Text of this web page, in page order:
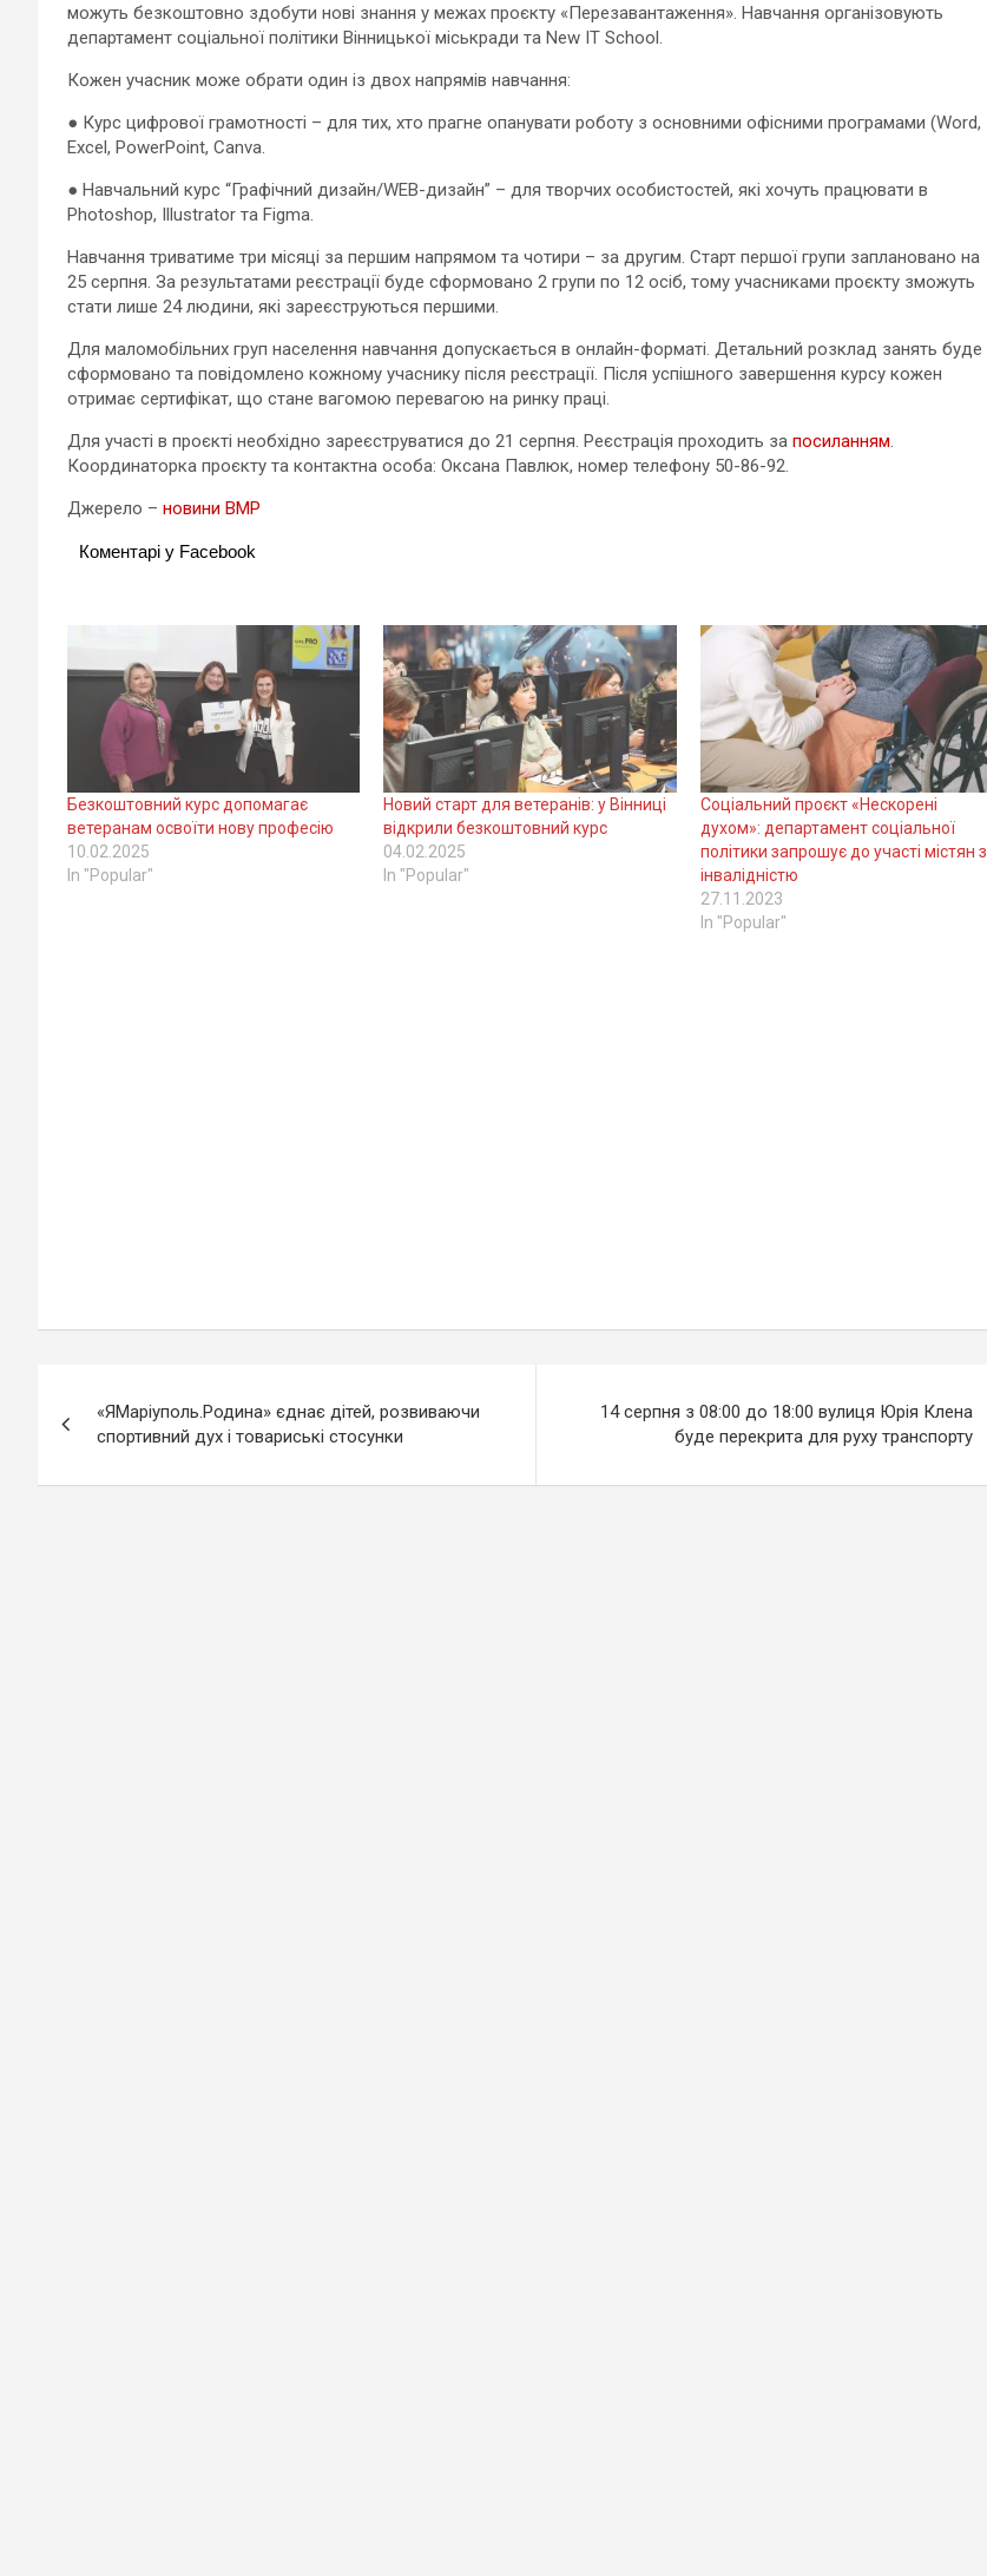
можуть безкоштовно здобути нові знання у межах проєкту «Перезавантаження». Навчання організовують
департамент соціальної політики Вінницької міськради та New IT School.
Кожен учасник може обрати один із двох напрямів навчання:
● Курс цифрової грамотності – для тих, хто прагне опанувати роботу з основними офісними програмами (Word,
Excel, PowerPoint, Canva.
● Навчальний курс “Графічний дизайн/WEB-дизайн” – для творчих особистостей, які хочуть працювати в
Photoshop, Illustrator та Figma.
Навчання триватиме три місяці за першим напрямом та чотири – за другим. Старт першої групи заплановано на
25 серпня. За результатами реєстрації буде сформовано 2 групи по 12 осіб, тому учасниками проєкту зможуть
стати лише 24 людини, які зареєструються першими.
Для маломобільних груп населення навчання допускається в онлайн-форматі. Детальний розклад занять буде
сформовано та повідомлено кожному учаснику після реєстрації. Після успішного завершення курсу кожен
отримає сертифікат, що стане вагомою перевагою на ринку праці.
Для участі в проєкті необхідно зареєструватися до 21 серпня. Реєстрація проходить за посиланням.
Координаторка проєкту та контактна особа: Оксана Павлюк, номер телефону 50-86-92.
Джерело – новини ВМР
Коментарі у Facebook
Безкоштовний курс допомагає
ветеранам освоїти нову професію
10.02.2025
In "Popular"
Новий старт для ветеранів: у Вінниці
відкрили безкоштовний курс
04.02.2025
In "Popular"
Соціальний проєкт «Нескорені
духом»: департамент соціальної
політики запрошує до участі містян з
інвалідністю
27.11.2023
In "Popular"
записів
«ЯМаріуполь.Родина» єднає дітей, розвиваючи
спортивний дух і товариські стосунки
14 серпня з 08:00 до 18:00 вулиця Юрія Клена
буде перекрита для руху транспорту